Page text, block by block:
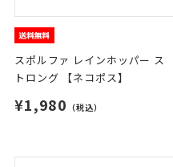
スポルファ レインホッパー ス
トロング 【ネコポス】
¥1,980 （税込）